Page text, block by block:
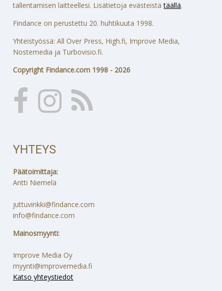
tallentamisen laitteellesi. Lisätietoja evästeistätäällä.
Findance on perustettu 20. huhtikuuta 1998.
Yhteistyössä: All Over Press, High.fi, Improve Media,
Nostemedia ja Turbovisio.fi.
Copyright Findance.com 1998 - 2026
YHTEYS
Päätoimittaja:
Antti Niemelä
juttuvinkki@findance.com
info@findance.com
Mainosmyynti:
Improve Media Oy
myynti@improvemedia.fi
Katso yhteystiedot